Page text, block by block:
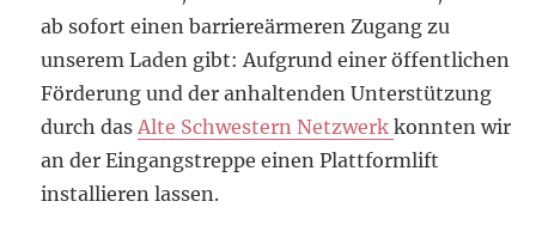
ab sofort einen barriereärmeren Zugang zu
unserem Laden gibt: Aufgrund einer öffentlichen
Förderung und der anhaltenden Unterstützung
durch das Alte Schwestern Netzwerkkonnten wir
an der Eingangstreppe einen Plattformlift
installieren lassen.